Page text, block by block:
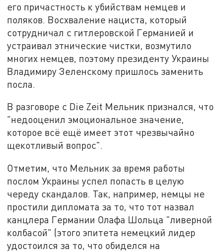
его причастность к убийствам немцев и
поляков. Восхваление нациста, который
сотрудничал с гитлеровской Германией и
устраивал этнические чистки, возмутило
многих немцев, поэтому президенту Украины
Владимиру Зеленскому пришлось заменить
посла.
В разговоре с Die Zeit Мельник признался, что
"недооценил эмоциональное значение,
которое всё ещё имеет этот чрезвычайно
щекотливый вопрос".
Отметим, что Мельник за время работы
послом Украины успел попасть в целую
череду скандалов. Так, например, немцы не
простили дипломата за то, что тот назвал
канцлера Германии Олафа Шольца "ливерной
колбасой" (этого эпитета немецкий лидер
удостоился за то, что обиделся на